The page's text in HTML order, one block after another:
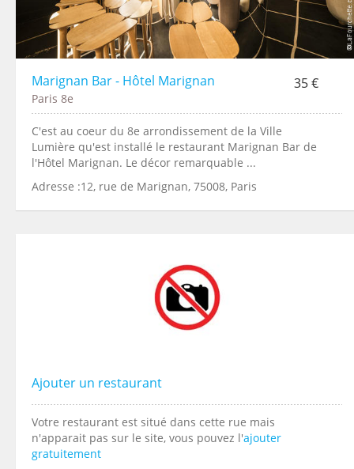
Marignan Bar - Hôtel Marignan 35 €
Paris 8e
C'est au coeur du 8e arrondissement de la Ville
Lumière qu'est installé le restaurant Marignan Bar de
l'Hôtel Marignan. Le décor remarquable ...
Adresse :12, rue de Marignan, 75008, Paris
Ajouter un restaurant
Votre restaurant est situé dans cette rue mais
n'apparait pas sur le site, vous pouvez l'ajouter
gratuitement